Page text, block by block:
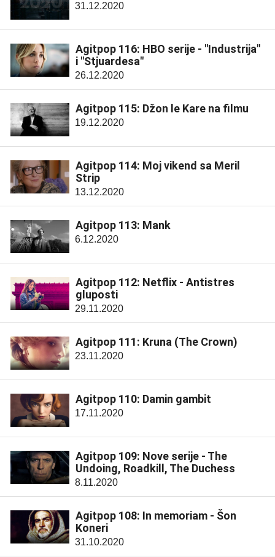
31.12.2020
Agitpop 116: HBO serije - "Industrija"
i "Stjuardesa"
26.12.2020
Agitpop 115: Džon le Kare na filmu
19.12.2020
Agitpop 114: Moj vikend sa Meril
Strip
13.12.2020
Agitpop 113: Mank
6.12.2020
Agitpop 112: Netflix - Antistres
gluposti
29.11.2020
Agitpop 111: Kruna (The Crown)
23.11.2020
Agitpop 110: Damin gambit
17.11.2020
Agitpop 109: Nove serije - The
Undoing, Roadkill, The Duchess
8.11.2020
Agitpop 108: In memoriam - Šon
Koneri
31.10.2020